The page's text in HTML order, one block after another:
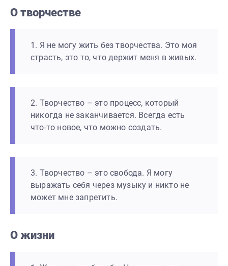
О творчестве
1. Я не могу жить без творчества. Это моя
страсть, это то, что держит меня в живых.
2. Творчество – это процесс, который
никогда не заканчивается. Всегда есть
что-то новое, что можно создать.
3. Творчество – это свобода. Я могу
выражать себя через музыку и никто не
может мне запретить.
О жизни